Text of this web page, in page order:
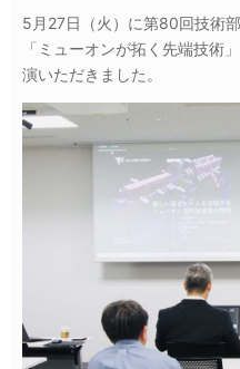
5月27日（火）に第80回技術
「ミューオンが拓く先端技術
演いただきました。